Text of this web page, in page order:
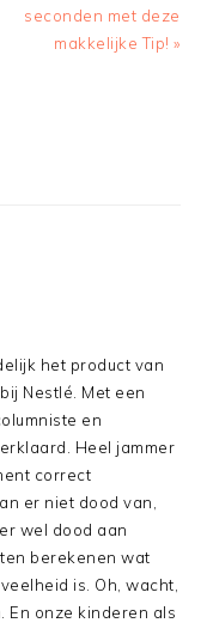
Post:
seconden met deze
makkelijke Tip! »
het product van
Nestlé. Met een
en
Heel jammer
correct
er niet dood van,
wel dood aan
berekenen wat
is. Oh, wacht,
En onze kinderen als